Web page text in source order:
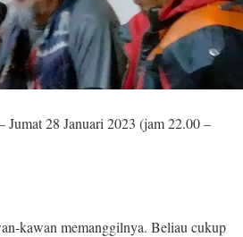
Jumat 28 Januari 2023 (jam 22.00 –
kawan memanggilnya. Beliau cukup